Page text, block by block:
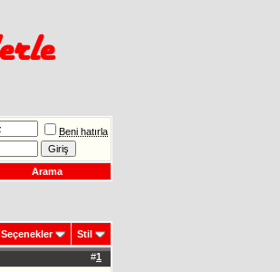
Beni hatırla
Arama
Seçenekler Stil
#1